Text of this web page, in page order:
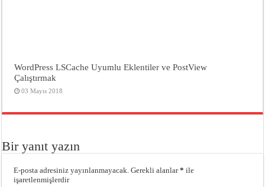
WordPress LSCache Uyumlu Eklentiler ve PostView
Çalıştırmak
03 Mayıs 2018
Bir yanıt yazın
E-posta adresiniz yayınlanmayacak. Gerekli alanlar* ile
işaretlenmişlerdir